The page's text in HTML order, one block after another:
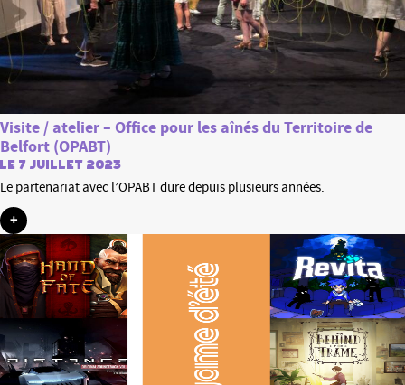
Visite / atelier – Office pour les aînés du Territoire de
Belfort (OPABT)
Le 7 juillet 2023
Le partenariat avec l’OPABT dure depuis plusieurs années.
+